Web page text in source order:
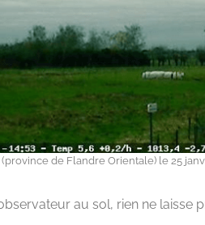
de Flandre Orientale) le 25
au sol, rien ne laisse